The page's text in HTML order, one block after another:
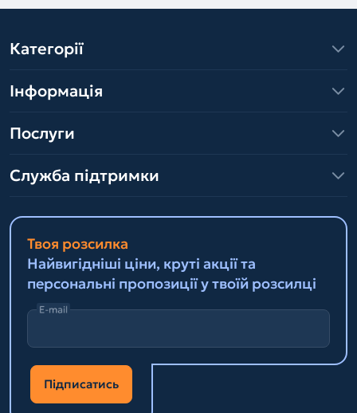
Категорії
Інформація
Послуги
Служба підтримки
Твоя розсилка
Найвигідніші ціни, круті акції та
персональні пропозиції у твоїй розсилці
E-mail
Підписатись